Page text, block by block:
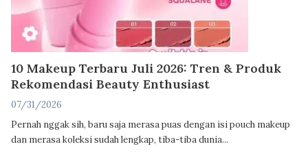
10 Makeup Terbaru Juli 2026: Tren & Produk
Rekomendasi Beauty Enthusiast
07/31/2026
Pernah nggak sih, baru saja merasa puas dengan isi pouch makeup
dan merasa koleksi sudah lengkap, tiba-tiba dunia...